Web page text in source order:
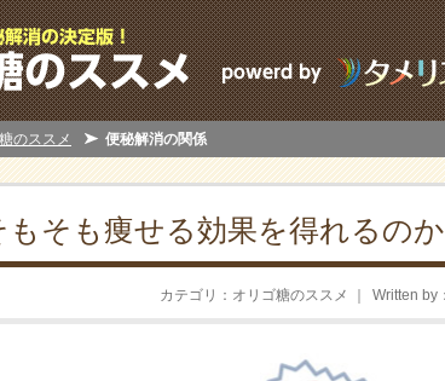
のススメ 便秘解消の関係
そも痩せる効果を得れるのか
Written by
カテゴリ オリゴ糖のススメ